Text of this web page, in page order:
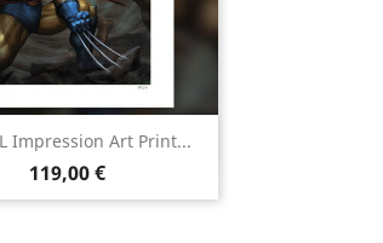
Impression Art Print...
Prix
119,00 €
Aperçu rapide